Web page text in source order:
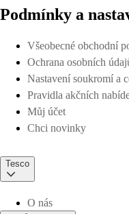
Podmínky a
Všeobecné obchodní
Ochrana osobních
Nastavení soukromí a
Pravidla akčních
Můj účet
Chci novinky
Tesco
O nás